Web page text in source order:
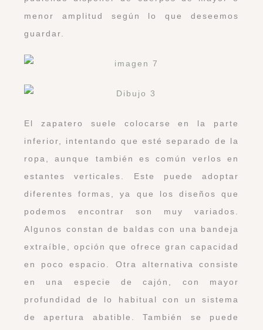
menor amplitud según lo que deseemos
guardar.
El zapatero suele colocarse en la parte
inferior, intentando que esté separado de la
ropa, aunque también es común verlos en
estantes verticales. Este puede adoptar
diferentes formas, ya que los diseños que
podemos encontrar son muy variados.
Algunos constan de baldas con una bandeja
extraíble, opción que ofrece gran capacidad
en poco espacio. Otra alternativa consiste
en una especie de cajón, con mayor
profundidad de lo habitual con un sistema
de apertura abatible. También se puede